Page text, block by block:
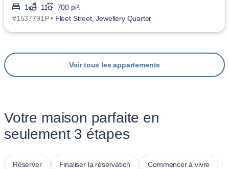
1 1
700 pi².
#1537791P • Fleet Street, Jewellery Quarter
Voir tous les appartements
Votre maison parfaite en
seulement 3 étapes
Réserver Finaliser la réservation Commencer à vivre